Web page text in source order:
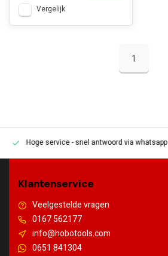
Vergelijk
1
Hoge service- snel antwoord via whatsapp
Klantenservice
Veelgestelde vragen
0167 562177
info@hobotools.com
0651 841304